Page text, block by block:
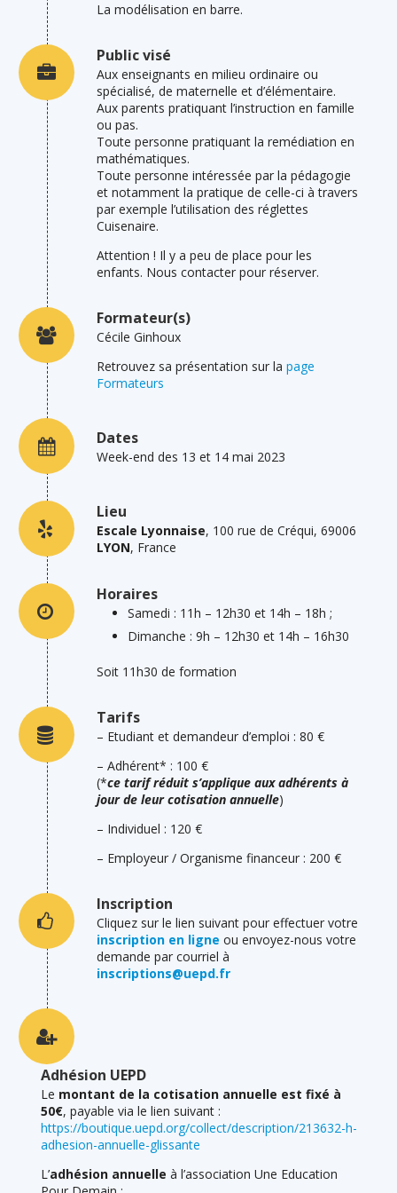
La modélisation en barre.
Public visé
Aux enseignants en milieu ordinaire ou
spécialisé, de maternelle et d’élémentaire.
Aux parents pratiquant l’instruction en famille
ou pas.
Toute personne pratiquant la remédiation en
mathématiques.
Toute personne intéressée par la pédagogie
et notamment la pratique de celle-ci à travers
par exemple l’utilisation des réglettes
Cuisenaire.
Attention ! Il y a peu de place pour les
enfants. Nous contacter pour réserver.
Formateur(s)
Cécile Ginhoux
Retrouvez sa présentation sur la page
Formateurs
Dates
Week-end des 13 et 14 mai 2023
Lieu
Escale Lyonnaise, 100 rue de Créqui, 69006
LYON, France
Horaires
Samedi : 11h – 12h30 et 14h – 18h ;
Dimanche : 9h – 12h30 et 14h – 16h30
Soit 11h30 de formation
Tarifs
– Etudiant et demandeur d’emploi : 80 €
– Adhérent* : 100 €
(*ce tarif réduit s’applique aux adhérents à
jour de leur cotisation annuelle)
– Individuel : 120 €
– Employeur / Organisme financeur : 200 €
Inscription
Cliquez sur le lien suivant pour effectuer votre
inscription en ligne ou envoyez-nous votre
demande par courriel à
inscriptions@uepd.fr
Adhésion UEPD
Le montant de la cotisation annuelle est fixé à
50€, payable via le lien suivant :
https://boutique.uepd.org/collect/description/213632-h-
adhesion-annuelle-glissante
L’adhésion annuelle à l’association Une Education